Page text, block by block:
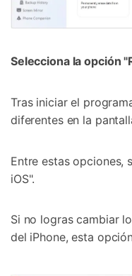
Selecciona la opción
Tras iniciar el
diferentes en la
Entre estas opciones,
iOS".
Si no logras cambiar
del iPhone, esta